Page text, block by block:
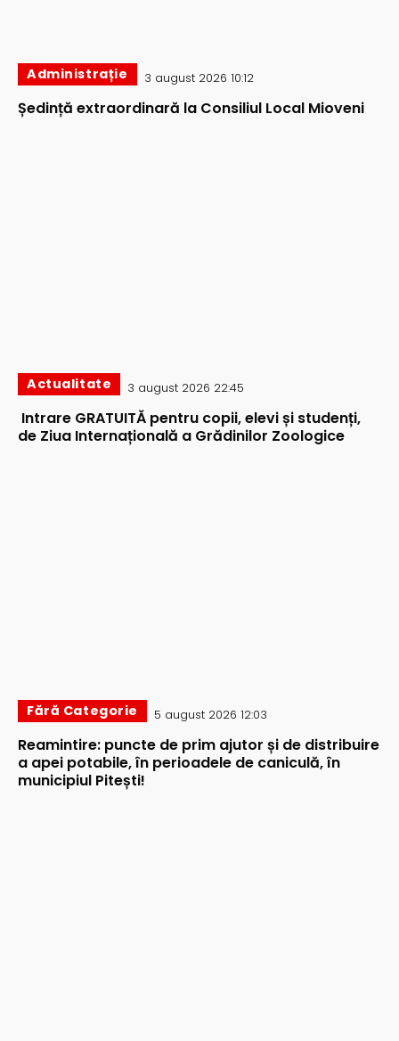
Administrație 3 august 2026 10:12
Ședință extraordinară la Consiliul Local Mioveni
Actualitate 3 august 2026 22:45
Intrare GRATUITĂ pentru copii, elevi și studenți,
de Ziua Internațională a Grădinilor Zoologice
Fără Categorie 5 august 2026 12:03
Reamintire: puncte de prim ajutor și de distribuire
a apei potabile, în perioadele de caniculă, în
municipiul Pitești!